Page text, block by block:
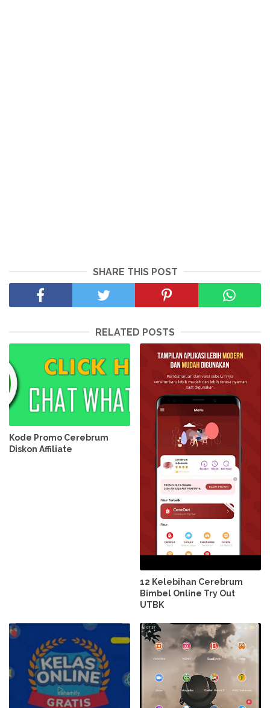
SHARE THIS POST
RELATED POSTS
Kode Promo Cerebrum
Diskon Affiliate
12 Kelebihan Cerebrum
Bimbel Online Try Out
UTBK